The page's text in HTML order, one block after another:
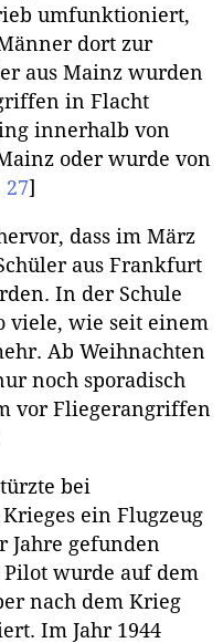
umfunktioniert,
dort zur
aus Mainz wurden
in Flacht
innerhalb von
oder wurde von
27]
dass im März
aus Frankfurt
In der Schule
viele, wie seit einem
Ab Weihnachten
noch sporadisch
vor Fliegerangriffen
bei
ein Flugzeug
Jahre gefunden
Pilot wurde auf dem
nach dem Krieg
Im Jahr 1944